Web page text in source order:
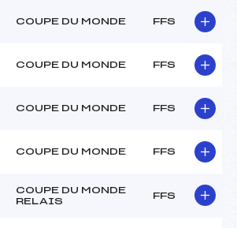
COUPE DU MONDE FFS
COUPE DU MONDE FFS
COUPE DU MONDE FFS
COUPE DU MONDE FFS
COUPE DU MONDE
RELAIS
FFS